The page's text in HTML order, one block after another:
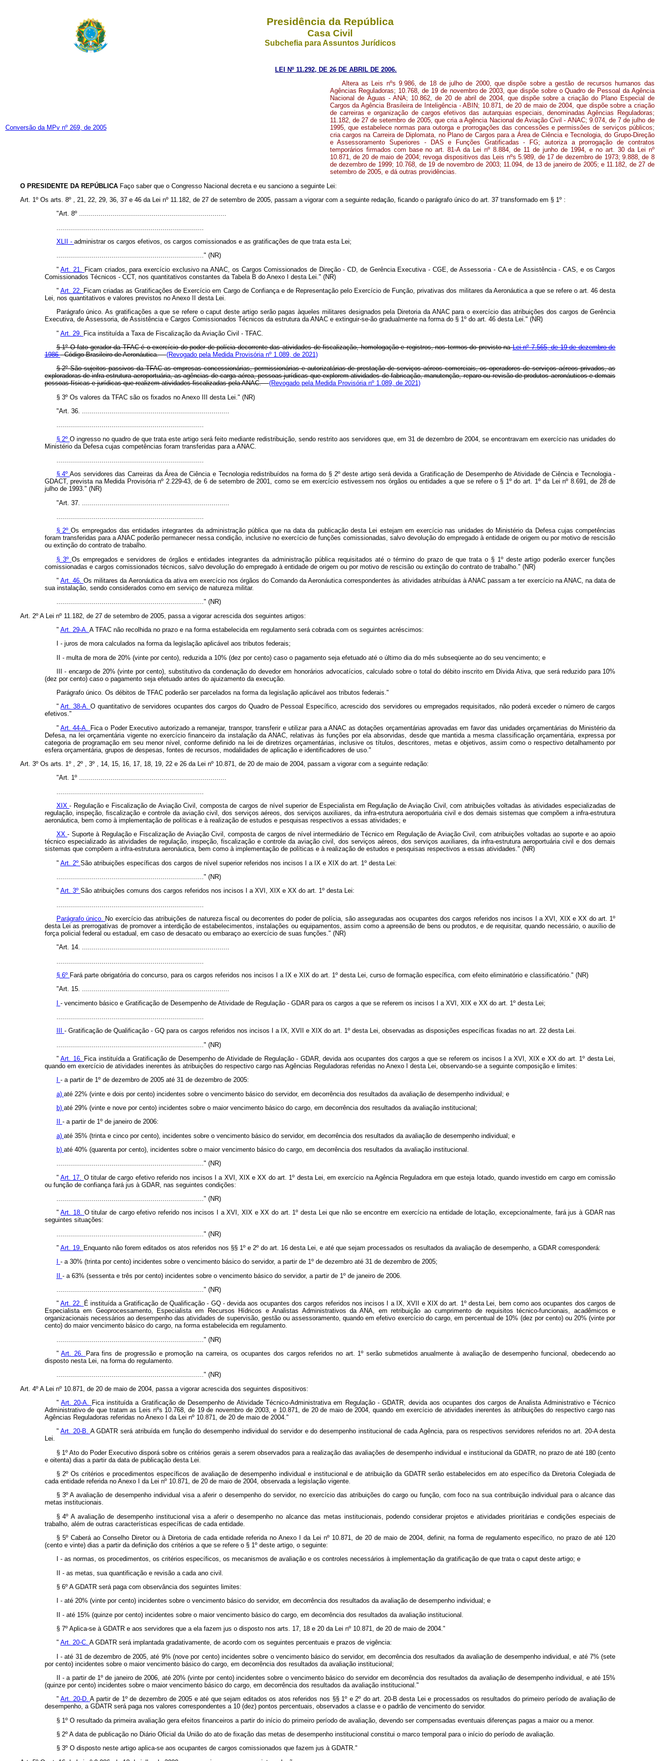
Presidência da República
Casa Civil
Subchefia para Assuntos Jurídicos
LEI Nº 11.292, DE 26 DE ABRIL DE 2006.
Conversão da MPv nº 269, de 2005
Altera as Leis nºs 9.986, de 18 de julho de 2000, que dispõe sobre a gestão de recursos humanos das
Agências Reguladoras; 10.768, de 19 de novembro de 2003, que dispõe sobre o Quadro de Pessoal da Agência
Nacional de Águas - ANA; 10.862, de 20 de abril de 2004, que dispõe sobre a criação do Plano Especial de
Cargos da Agência Brasileira de Inteligência - ABIN; 10.871, de 20 de maio de 2004, que dispõe sobre a criação
de carreiras e organização de cargos efetivos das autarquias especiais, denominadas Agências Reguladoras;
11.182, de 27 de setembro de 2005, que cria a Agência Nacional de Aviação Civil - ANAC; 9.074, de 7 de julho de
1995, que estabelece normas para outorga e prorrogações das concessões e permissões de serviços públicos;
cria cargos na Carreira de Diplomata, no Plano de Cargos para a Área de Ciência e Tecnologia, do Grupo-Direção
e Assessoramento Superiores - DAS e Funções Gratificadas - FG; autoriza a prorrogação de contratos
temporários firmados com base no art. 81-A da Lei nº 8.884, de 11 de junho de 1994, e no art. 30 da Lei nº
10.871, de 20 de maio de 2004; revoga dispositivos das Leis nºs 5.989, de 17 de dezembro de 1973; 9.888, de 8
de dezembro de 1999; 10.768, de 19 de novembro de 2003; 11.094, de 13 de janeiro de 2005; e 11.182, de 27 de
setembro de 2005, e dá outras providências.
O PRESIDENTE DA REPÚBLICA Faço saber que o Congresso Nacional decreta e eu sanciono a seguinte Lei:
Art. 1º Os arts. 8º , 21, 22, 29, 36, 37 e 46 da Lei nº 11.182, de 27 de setembro de 2005, passam a vigorar com a seguinte redação, ficando o parágrafo único do art. 37 transformado em § 1º :
"Art. 8º ...........................................................................
XLII - administrar os cargos efetivos, os cargos comissionados e as gratificações de que trata esta Lei;
..........................................................................." (NR)
"Art. 21. Ficam criados, para exercício exclusivo na ANAC, os Cargos Comissionados de Direção - CD, de Gerência Executiva - CGE, de Assessoria - CA e de Assistência - CAS, e os Cargos
Comissionados Técnicos - CCT, nos quantitativos constantes da Tabela B do Anexo I desta Lei." (NR)
" Art. 22.
Ficam criadas as Gratificações de Exercício em Cargo de Confiança e de Representação pelo Exercício de Função, privativas dos militares da Aeronáutica a que se refere o art. 46 desta
Lei, nos quantitativos e valores previstos no Anexo II desta Lei.
Parágrafo único. As gratificações a que se refere o caput deste artigo serão pagas àqueles militares designados pela Diretoria da ANAC para o exercício das atribuições dos cargos de Gerência
Executiva, de Assessoria, de Assistência e Cargos Comissionados Técnicos da estrutura da ANAC e extinguir-se-ão gradualmente na forma do § 1º do art. 46 desta Lei." (NR)
" Art. 29. Fica instituída a Taxa de Fiscalização da Aviação Civil - TFAC.
§ 1º O fato gerador da TFAC é o exercício do poder de polícia decorrente das atividades de fiscalização, homologação e registros, nos termos do previsto naLei nº 7.565, de 19 de dezembro de
1986- Código Brasileiro de Aeronáutica.(Revogado pela Medida Provisória nº 1.089, de 2021)
§ 2º São sujeitos passivos da TFAC as empresas concessionárias, permissionárias e autorizatárias de prestação de serviços aéreos comerciais, os operadores de serviços aéreos privados, as
exploradoras de infra-estrutura aeroportuária, as agências de carga aérea, pessoas jurídicas que explorem atividades de fabricação, manutenção, reparo ou revisão de produtos aeronáuticos e demais
pessoas físicas e jurídicas que realizem atividades fiscalizadas pela ANAC.(Revogado pela Medida Provisória nº 1.089, de 2021)
§ 3º Os valores da TFAC são os fixados no Anexo III desta Lei." (NR)
"Art. 36. ...........................................................................
...........................................................................
§ 2º O ingresso no quadro de que trata este artigo será feito mediante redistribuição, sendo restrito aos servidores que, em 31 de dezembro de 2004, se encontravam em exercício nas unidades do
Ministério da Defesa cujas competências foram transferidas para a ANAC.
§ 4º Aos servidores das Carreiras da Área de Ciência e Tecnologia redistribuídos na forma do § 2º deste artigo será devida a Gratificação de Desempenho de Atividade de Ciência e Tecnologia -
GDACT, prevista na Medida Provisória nº 2.229-43, de 6 de setembro de 2001, como se em exercício estivessem nos órgãos ou entidades a que se refere o § 1º do art. 1º da Lei nº 8.691, de 28 de
julho de 1993." (NR)
"Art. 37. ...........................................................................
§ 2ºOs empregados das entidades integrantes da administração pública que na data da publicação desta Lei estejam em exercício nas unidades do Ministério da Defesa cujas competências
foram transferidas para a ANAC poderão permanecer nessa condição, inclusive no exercício de funções comissionadas, salvo devolução do empregado à entidade de origem ou por motivo de rescisão
ou extinção do contrato de trabalho.
§ 3º Os empregados e servidores de órgãos e entidades integrantes da administração pública requisitados até o término do prazo de que trata o § 1º deste artigo poderão exercer funções
comissionadas e cargos comissionados técnicos, salvo devolução do empregado à entidade de origem ou por motivo de rescisão ou extinção do contrato de trabalho." (NR)
" Art. 46.Os militares da Aeronáutica da ativa em exercício nos órgãos do Comando da Aeronáutica correspondentes às atividades atribuídas à ANAC passam a ter exercício na ANAC, na data de
sua instalação, sendo considerados como em serviço de natureza militar.
..........................................................................." (NR)
Art. 2º A Lei nº 11.182, de 27 de setembro de 2005, passa a vigorar acrescida dos seguintes artigos:
" Art. 29-A. A TFAC não recolhida no prazo e na forma estabelecida em regulamento será cobrada com os seguintes acréscimos:
I - juros de mora calculados na forma da legislação aplicável aos tributos federais;
II - multa de mora de 20% (vinte por cento), reduzida a 10% (dez por cento) caso o pagamento seja efetuado até o último dia do mês subseqüente ao do seu vencimento; e
III - encargo de 20% (vinte por cento), substitutivo da condenação do devedor em honorários advocatícios, calculado sobre o total do débito inscrito em Dívida Ativa, que será reduzido para 10%
(dez por cento) caso o pagamento seja efetuado antes do ajuizamento da execução.
Parágrafo único. Os débitos de TFAC poderão ser parcelados na forma da legislação aplicável aos tributos federais."
"Art. 38-A.O quantitativo de servidores ocupantes dos cargos do Quadro de Pessoal Específico, acrescido dos servidores ou empregados requisitados, não poderá exceder o número de cargos
efetivos."
"Art. 44-A.
Fica o Poder Executivo autorizado a remanejar, transpor, transferir e utilizar para a ANAC as dotações orçamentárias aprovadas em favor das unidades orçamentárias do Ministério da
Defesa, na lei orçamentária vigente no exercício financeiro da instalação da ANAC, relativas às funções por ela absorvidas, desde que mantida a mesma classificação orçamentária, expressa por
categoria de programação em seu menor nível, conforme definido na lei de diretrizes orçamentárias, inclusive os títulos, descritores, metas e objetivos, assim como o respectivo detalhamento por
esfera orçamentária, grupos de despesas, fontes de recursos, modalidades de aplicação e identificadores de uso."
Art. 3º Os arts. 1º , 2º , 3º , 14, 15, 16, 17, 18, 19, 22 e 26 da Lei nº 10.871, de 20 de maio de 2004, passam a vigorar com a seguinte redação:
"Art. 1º ...........................................................................
XIX- Regulação e Fiscalização de Aviação Civil, composta de cargos de nível superior de Especialista em Regulação de Aviação Civil, com atribuições voltadas às atividades especializadas de
regulação, inspeção, fiscalização e controle da aviação civil, dos serviços aéreos, dos serviços auxiliares, da infra-estrutura aeroportuária civil e dos demais sistemas que compõem a infra-estrutura
aeronáutica, bem como à implementação de políticas e à realização de estudos e pesquisas respectivos a essas atividades; e
XX- Suporte à Regulação e Fiscalização de Aviação Civil, composta de cargos de nível intermediário de Técnico em Regulação de Aviação Civil, com atribuições voltadas ao suporte e ao apoio
técnico especializado às atividades de regulação, inspeção, fiscalização e controle da aviação civil, dos serviços aéreos, dos serviços auxiliares, da infra-estrutura aeroportuária civil e dos demais
sistemas que compõem a infra-estrutura aeronáutica, bem como à implementação de políticas e à realização de estudos e pesquisas respectivos a essas atividades." (NR)
" Art. 2º São atribuições específicas dos cargos de nível superior referidos nos incisos I a IX e XIX do art. 1º desta Lei:
..........................................................................." (NR)
" Art. 3º São atribuições comuns dos cargos referidos nos incisos I a XVI, XIX e XX do art. 1º desta Lei:
Parágrafo único. No exercício das atribuições de natureza fiscal ou decorrentes do poder de polícia, são asseguradas aos ocupantes dos cargos referidos nos incisos I a XVI, XIX e XX do art. 1º
desta Lei as prerrogativas de promover a interdição de estabelecimentos, instalações ou equipamentos, assim como a apreensão de bens ou produtos, e de requisitar, quando necessário, o auxílio de
força policial federal ou estadual, em caso de desacato ou embaraço ao exercício de suas funções." (NR)
"Art. 14. ...........................................................................
§ 6º Fará parte obrigatória do concurso, para os cargos referidos nos incisos I a IX e XIX do art. 1º desta Lei, curso de formação específica, com efeito eliminatório e classificatório." (NR)
"Art. 15. ...........................................................................
I - vencimento básico e Gratificação de Desempenho de Atividade de Regulação - GDAR para os cargos a que se referem os incisos I a XVI, XIX e XX do art. 1º desta Lei;
...........................................................................
- Gratificação de Qualificação - GQ para os cargos referidos nos incisos I a IX, XVII e XIX do art. 1º desta Lei, observadas as disposições específicas fixadas no art. 22 desta Lei.
..........................................................................." (NR)
"Art. 16. Fica instituída a Gratificação de Desempenho de Atividade de Regulação - GDAR, devida aos ocupantes dos cargos a que se referem os incisos I a XVI, XIX e XX do art. 1º desta Lei,
quando em exercício de atividades inerentes às atribuições do respectivo cargo nas Agências Reguladoras referidas no Anexo I desta Lei, observando-se a seguinte composição e limites:
- a partir de 1º de dezembro de 2005 até 31 de dezembro de 2005:
a) até 22% (vinte e dois por cento) incidentes sobre o vencimento básico do servidor, em decorrência dos resultados da avaliação de desempenho individual; e
b) até 29% (vinte e nove por cento) incidentes sobre o maior vencimento básico do cargo, em decorrência dos resultados da avaliação institucional;
- a partir de 1º de janeiro de 2006:
a) até 35% (trinta e cinco por cento), incidentes sobre o vencimento básico do servidor, em decorrência dos resultados da avaliação de desempenho individual; e
b) até 40% (quarenta por cento), incidentes sobre o maior vencimento básico do cargo, em decorrência dos resultados da avaliação institucional.
..........................................................................." (NR)
" Art. 17. O titular de cargo efetivo referido nos incisos I a XVI, XIX e XX do art. 1º desta Lei, em exercício na Agência Reguladora em que esteja lotado, quando investido em cargo em comissão
ou função de confiança fará jus à GDAR, nas seguintes condições:
..........................................................................." (NR)
"Art. 18. O titular de cargo efetivo referido nos incisos I a XVI, XIX e XX do art. 1º desta Lei que não se encontre em exercício na entidade de lotação, excepcionalmente, fará jus à GDAR nas
seguintes situações:
..........................................................................." (NR)
" Art. 19.
Enquanto não forem editados os atos referidos nos §§ 1º e 2º do art. 16 desta Lei, e até que sejam processados os resultados da avaliação de desempenho, a GDAR corresponderá:
- a 30% (trinta por cento) incidentes sobre o vencimento básico do servidor, a partir de 1º de dezembro até 31 de dezembro de 2005;
II - a 63% (sessenta e três por cento) incidentes sobre o vencimento básico do servidor, a partir de 1º de janeiro de 2006.
..........................................................................." (NR)
" Art. 22. É instituída a Gratificação de Qualificação - GQ - devida aos ocupantes dos cargos referidos nos incisos I a IX, XVII e XIX do art. 1º desta Lei, bem como aos ocupantes dos cargos de
Especialista em Geoprocessamento, Especialista em Recursos Hídricos e Analistas Administrativos da ANA, em retribuição ao cumprimento de requisitos técnico-funcionais, acadêmicos e
organizacionais necessários ao desempenho das atividades de supervisão, gestão ou assessoramento, quando em efetivo exercício do cargo, em percentual de 10% (dez por cento) ou 20% (vinte por
cento) do maior vencimento básico do cargo, na forma estabelecida em regulamento.
..........................................................................." (NR)
"Art. 26.
Para fins de progressão e promoção na carreira, os ocupantes dos cargos referidos no art. 1º serão submetidos anualmente à avaliação de desempenho funcional, obedecendo ao
disposto nesta Lei, na forma do regulamento.
..........................................................................." (NR)
Art. 4º A Lei nº 10.871, de 20 de maio de 2004, passa a vigorar acrescida dos seguintes dispositivos:
" Art. 20-A.
Fica instituída a Gratificação de Desempenho de Atividade Técnico-Administrativa em Regulação - GDATR, devida aos ocupantes dos cargos de Analista Administrativo e Técnico
Administrativo de que tratam as Leis nºs 10.768, de 19 de novembro de 2003, e 10.871, de 20 de maio de 2004, quando em exercício de atividades inerentes às atribuições do respectivo cargo nas
Agências Reguladoras referidas no Anexo I da Lei nº 10.871, de 20 de maio de 2004."
"Art. 20-B. A GDATR será atribuída em função do desempenho individual do servidor e do desempenho institucional de cada Agência, para os respectivos servidores referidos no art. 20-A desta
Lei.
§ 1º Ato do Poder Executivo disporá sobre os critérios gerais a serem observados para a realização das avaliações de desempenho individual e institucional da GDATR, no prazo de até 180 (cento
e oitenta) dias a partir da data de publicação desta Lei.
§ 2º Os critérios e procedimentos específicos de avaliação de desempenho individual e institucional e de atribuição da GDATR serão estabelecidos em ato específico da Diretoria Colegiada de
cada entidade referida no Anexo I da Lei nº 10.871, de 20 de maio de 2004, observada a legislação vigente.
§ 3º A avaliação de desempenho individual visa a aferir o desempenho do servidor, no exercício das atribuições do cargo ou função, com foco na sua contribuição individual para o alcance das
metas institucionais.
§ 4º A avaliação de desempenho institucional visa a aferir o desempenho no alcance das metas institucionais, podendo considerar projetos e atividades prioritárias e condições especiais de
trabalho, além de outras características específicas de cada entidade.
§ 5º Caberá ao Conselho Diretor ou à Diretoria de cada entidade referida no Anexo I da Lei nº 10.871, de 20 de maio de 2004, definir, na forma de regulamento específico, no prazo de até 120
(cento e vinte) dias a partir da definição dos critérios a que se refere o § 1º deste artigo, o seguinte:
I - as normas, os procedimentos, os critérios específicos, os mecanismos de avaliação e os controles necessários à implementação da gratificação de que trata o caput deste artigo; e
II - as metas, sua quantificação e revisão a cada ano civil.
§ 6º A GDATR será paga com observância dos seguintes limites:
I - até 20% (vinte por cento) incidentes sobre o vencimento básico do servidor, em decorrência dos resultados da avaliação de desempenho individual; e
II - até 15% (quinze por cento) incidentes sobre o maior vencimento básico do cargo, em decorrência dos resultados da avaliação institucional.
§ 7º Aplica-se à GDATR e aos servidores que a ela fazem jus o disposto nos arts. 17, 18 e 20 da Lei nº 10.871, de 20 de maio de 2004."
" Art. 20-C. A GDATR será implantada gradativamente, de acordo com os seguintes percentuais e prazos de vigência:
I - até 31 de dezembro de 2005, até 9% (nove por cento) incidentes sobre o vencimento básico do servidor, em decorrência dos resultados da avaliação de desempenho individual, e até 7% (sete
por cento) incidentes sobre o maior vencimento básico do cargo, em decorrência dos resultados da avaliação institucional;
II - a partir de 1º de janeiro de 2006, até 20% (vinte por cento) incidentes sobre o vencimento básico do servidor em decorrência dos resultados da avaliação de desempenho individual, e até 15%
(quinze por cento) incidentes sobre o maior vencimento básico do cargo, em decorrência dos resultados da avaliação institucional."
"Art. 20-D.A partir de 1º de dezembro de 2005 e até que sejam editados os atos referidos nos §§ 1º e 2º do art. 20-B desta Lei e processados os resultados do primeiro período de avaliação de
desempenho, a GDATR será paga nos valores correspondentes a 10 (dez) pontos percentuais, observados a classe e o padrão de vencimento do servidor.
§ 1º O resultado da primeira avaliação gera efeitos financeiros a partir do início do primeiro período de avaliação, devendo ser compensadas eventuais diferenças pagas a maior ou a menor.
§ 2º A data de publicação no Diário Oficial da União do ato de fixação das metas de desempenho institucional constitui o marco temporal para o início do período de avaliação.
§ 3º O disposto neste artigo aplica-se aos ocupantes de cargos comissionados que fazem jus à GDATR."